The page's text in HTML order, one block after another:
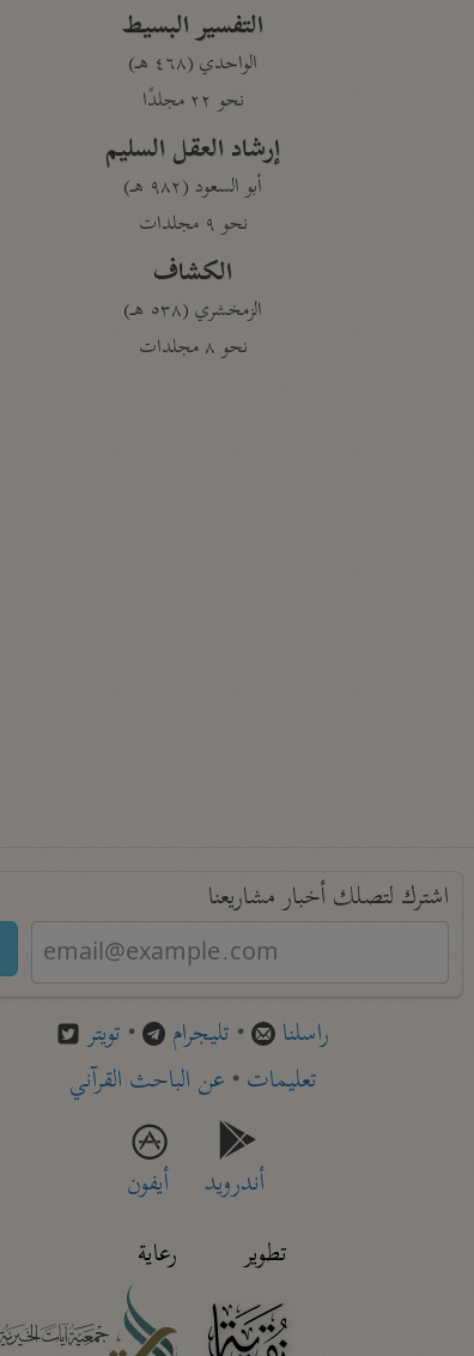
التفسير البسيط
الواحدي (٤٦٨ هـ)
نحو ٢٢ مجلدًا
إرشاد العقل السليم
أبو السعود (٩٨٢ هـ)
نحو ٩ مجلدات
الكشاف
الزمخشري (٥٣٨ هـ)
نحو ٨ مجلدات
اشترك لتصلك أخبار مشاريعنا
راسلنا • تليجرام • تويتر
تعليمات• عن الباحث القرآني
أندرويد
أيفون
تطوير
رعاية